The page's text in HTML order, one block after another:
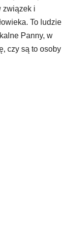
związek i
To ludzie
Panny, w
czy są to osoby